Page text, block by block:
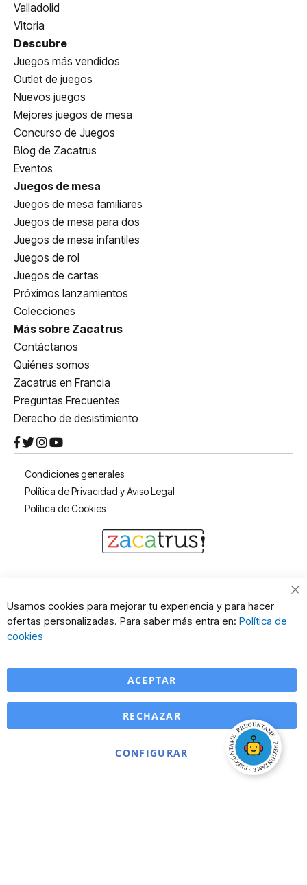
Valladolid
Vitoria
Descubre
Juegos más vendidos
Outlet de juegos
Nuevos juegos
Mejores juegos de mesa
Concurso de Juegos
Blog de Zacatrus
Eventos
Juegos de mesa
Juegos de mesa familiares
Juegos de mesa para dos
Juegos de mesa infantiles
Juegos de rol
Juegos de cartas
Próximos lanzamientos
Colecciones
Más sobre Zacatrus
Contáctanos
Quiénes somos
Zacatrus en Francia
Preguntas Frecuentes
Derecho de desistimiento
Condiciones generales
Política de Privacidad y Aviso Legal
Política de Cookies
Usamos cookies para mejorar tu experiencia y para hacer
ofertas personalizadas. Para saber más entra en: Política de
cookies
ACEPTAR
CONFIGURAR
RECHAZAR